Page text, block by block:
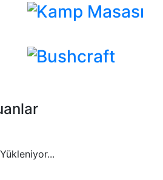
Kamp Masası
Bushcraft
Yükleniyor...